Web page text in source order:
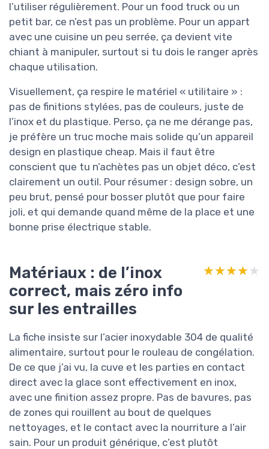
l’utiliser régulièrement. Pour un food truck ou un
petit bar, ce n’est pas un problème. Pour un appart
avec une cuisine un peu serrée, ça devient vite
chiant à manipuler, surtout si tu dois le ranger après
chaque utilisation.
Visuellement, ça respire le matériel « utilitaire » :
pas de finitions stylées, pas de couleurs, juste de
l’inox et du plastique. Perso, ça ne me dérange pas,
je préfère un truc moche mais solide qu’un appareil
design en plastique cheap. Mais il faut être
conscient que tu n’achètes pas un objet déco, c’est
clairement un outil. Pour résumer : design sobre, un
peu brut, pensé pour bosser plutôt que pour faire
joli, et qui demande quand même de la place et une
bonne prise électrique stable.
Matériaux : de l’inox
correct, mais zéro info
sur les entrailles
★★★★★
★★★★★
La fiche insiste sur l’acier inoxydable 304 de qualité
alimentaire, surtout pour le rouleau de congélation.
De ce que j’ai vu, la cuve et les parties en contact
direct avec la glace sont effectivement en inox,
avec une finition assez propre. Pas de bavures, pas
de zones qui rouillent au bout de quelques
nettoyages, et le contact avec la nourriture a l’air
sain. Pour un produit générique, c’est plutôt